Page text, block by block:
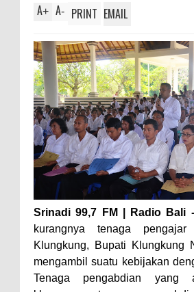
A+ A- PRINT EMAIL
Srinadi 99,7 FM | Radio Bali -
kurangnya tenaga
Klungkung, Bupati Klungkung
mengambil suatu kebijakan
Tenaga pengabdian yang